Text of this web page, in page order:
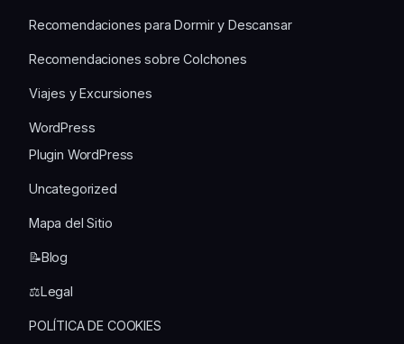
Recomendaciones para Dormir y Descansar
Recomendaciones sobre Colchones
Viajes y Excursiones
WordPress
Plugin WordPress
Uncategorized
Mapa del Sitio
📝Blog
⚖️Legal
POLÍTICA DE COOKIES